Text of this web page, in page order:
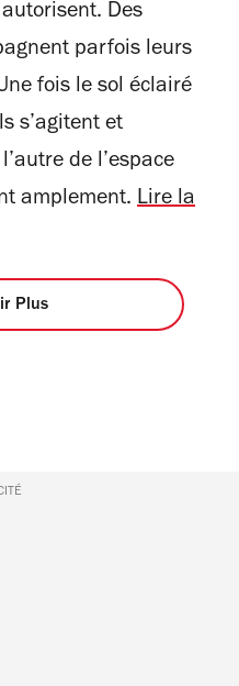
Des
parfois leurs
fois le sol éclairé
s’agitent et
de l’espace
amplement. Lire la
Plus